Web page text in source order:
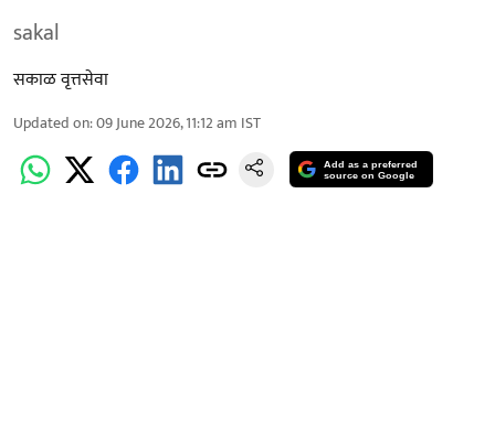
sakal
सकाळ वृत्तसेवा
Updated on:09 June 2026, 11:12 am IST
Add as a preferred
source on Google